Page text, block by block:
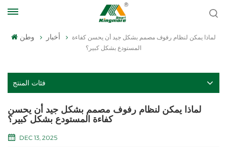
وطن أخبار
لماذا يمكن لنظام رفوف مصمم بشكل جيد أن يحسن كفاءة
المستودع بشكل كبير؟
فئات المنتج
لماذا يمكن لنظام رفوف مصمم بشكل جيد أن يحسن
كفاءة المستودع بشكل كبير؟
DEC 13, 2025